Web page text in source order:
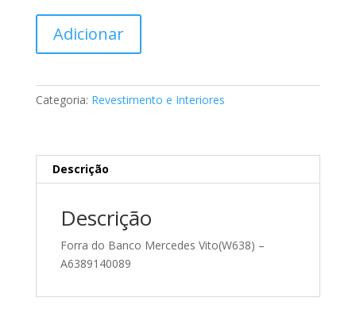
Forra
Banco
Adicionar
Categoria: Revestimento e Interiores
Descrição
Descrição
Forra do Banco Mercedes Vito(W638) –
A6389140089